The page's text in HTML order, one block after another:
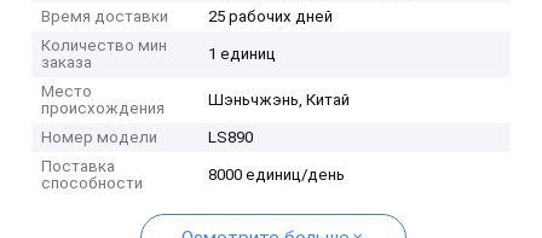
Время доставки
25 рабочих дней
Количество мин
заказа
1 единиц
Место
происхождения
Шэньчжэнь, Китай
Номер модели
LS890
Поставка
способности
8000 единиц/день